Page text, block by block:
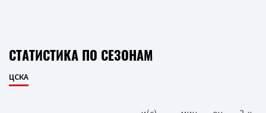
СТАТИСТИКА ПО СЕЗОНАМ
ЦСКА